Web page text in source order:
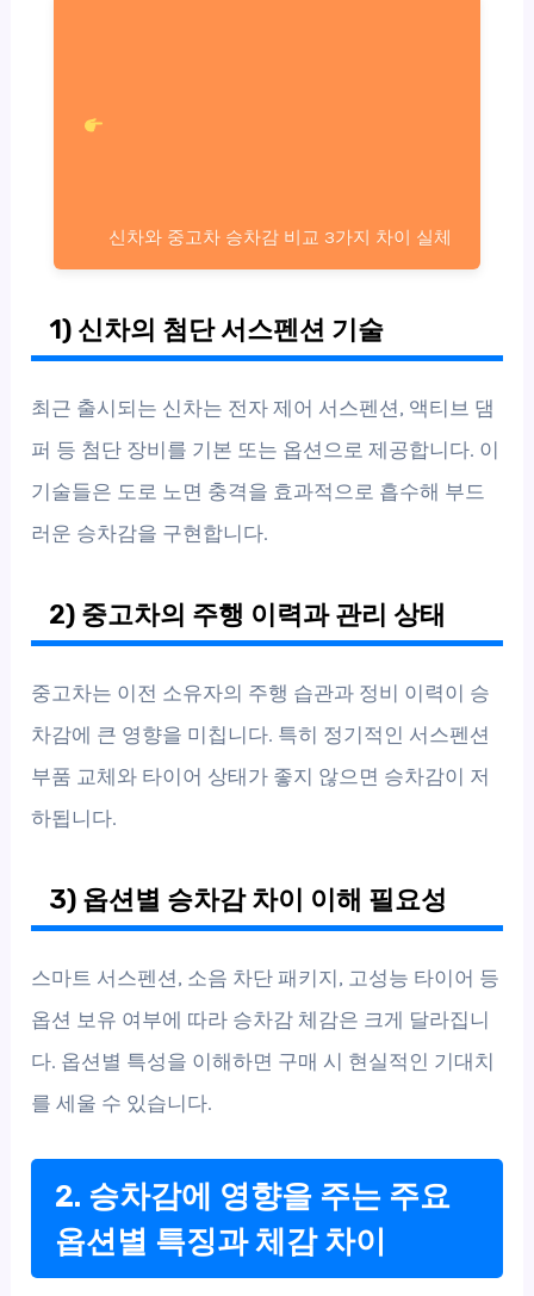
신차와 중고차 승차감 비교 3가지 차이 실체
1) 신차의 첨단 서스펜션 기술
최근 출시되는 신차는 전자 제어 서스펜션, 액티브 댐
퍼 등 첨단 장비를 기본 또는 옵션으로 제공합니다. 이
기술들은 도로 노면 충격을 효과적으로 흡수해 부드
러운 승차감을 구현합니다.
2) 중고차의 주행 이력과 관리 상태
중고차는 이전 소유자의 주행 습관과 정비 이력이 승
차감에 큰 영향을 미칩니다. 특히 정기적인 서스펜션
부품 교체와 타이어 상태가 좋지 않으면 승차감이 저
하됩니다.
3) 옵션별 승차감 차이 이해 필요성
스마트 서스펜션, 소음 차단 패키지, 고성능 타이어 등
옵션 보유 여부에 따라 승차감 체감은 크게 달라집니
다. 옵션별 특성을 이해하면 구매 시 현실적인 기대치
를 세울 수 있습니다.
2. 승차감에 영향을 주는 주요
옵션별 특징과 체감 차이